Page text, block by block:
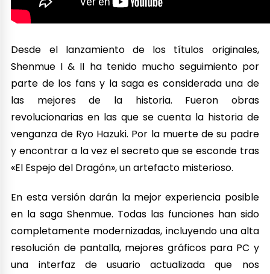
Desde el lanzamiento de los títulos originales,
Shenmue I & II ha tenido mucho seguimiento por
parte de los fans y la saga es considerada una de
las mejores de la historia. Fueron obras
revolucionarias en las que se cuenta la historia de
venganza de Ryo Hazuki. Por la muerte de su padre
y encontrar a la vez el secreto que se esconde tras
«El Espejo del Dragón», un artefacto misterioso.
En esta versión darán la mejor experiencia posible
en la saga Shenmue. Todas las funciones han sido
completamente modernizadas, incluyendo una alta
resolución de pantalla, mejores gráficos para PC y
una interfaz de usuario actualizada que nos